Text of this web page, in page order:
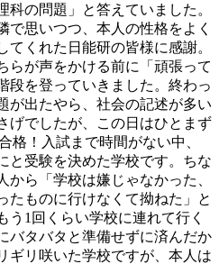
の問題」と答えていました。
で思いつつ、本人の性格をよく
くれた日能研の皆様に感謝。
らが声をかける前に「頑張って
段を登っていきました。終わっ
が出たやら、社会の記述が多い
げでしたが、この日はひとまず
格！入試まで時間がない中、
と受験を決めた学校です。ちな
ら「学校は嫌じゃなかった、
たものに行けなくて拗ねた」と
う1回くらい学校に連れて行く
バタバタと準備せずに済んだか
ギリ咲いた学校ですが、本人は